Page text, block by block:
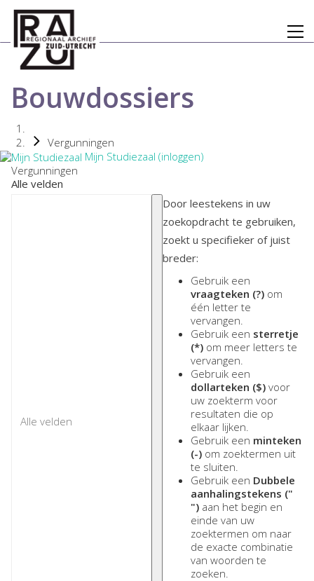
Bouwdossiers
Vergunningen
Mijn Studiezaal (inloggen)
Vergunningen
Alle velden
Door leestekens in uw
zoekopdracht te gebruiken,
zoekt u specifieker of juist
breder:
Gebruik een
vraagteken (?) om
één letter te
vervangen.
Gebruik een sterretje
(*) om meer letters te
vervangen.
Gebruik een
dollarteken ($) voor
uw zoekterm voor
resultaten die op
elkaar lijken.
Gebruik een minteken
(-) om zoektermen uit
te sluiten.
Gebruik een Dubbele
aanhalingstekens ("
") aan het begin en
einde van uw
zoektermen om naar
de exacte combinatie
van woorden te
zoeken.